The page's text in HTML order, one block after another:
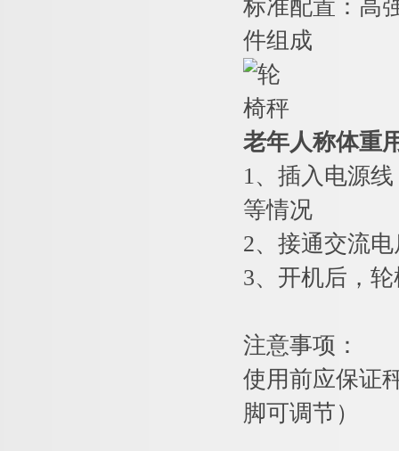
标准配置：高
件组成
老年人称体重
1、插入电源
等情况
2、接通交流
3、开机后，
注意事项：
使用前应保证
脚可调节）